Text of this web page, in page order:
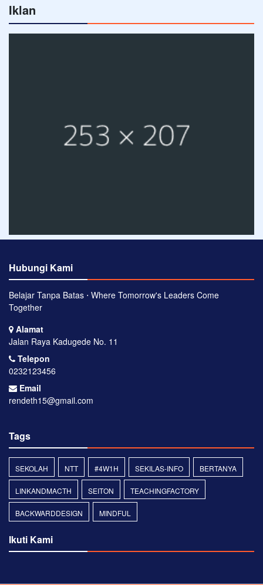
Iklan
Hubungi Kami
Belajar Tanpa Batas ⋅ Where Tomorrow's Leaders Come
Together
Alamat
Jalan Raya Kadugede No. 11
Telepon
0232123456
Email
rendeth15@gmail.com
Tags
SEKOLAH NTT #4W1H SEKILAS-INFO BERTANYA
LINKANDMACTH SEITON TEACHINGFACTORY
BACKWARDDESIGN MINDFUL
Ikuti Kami